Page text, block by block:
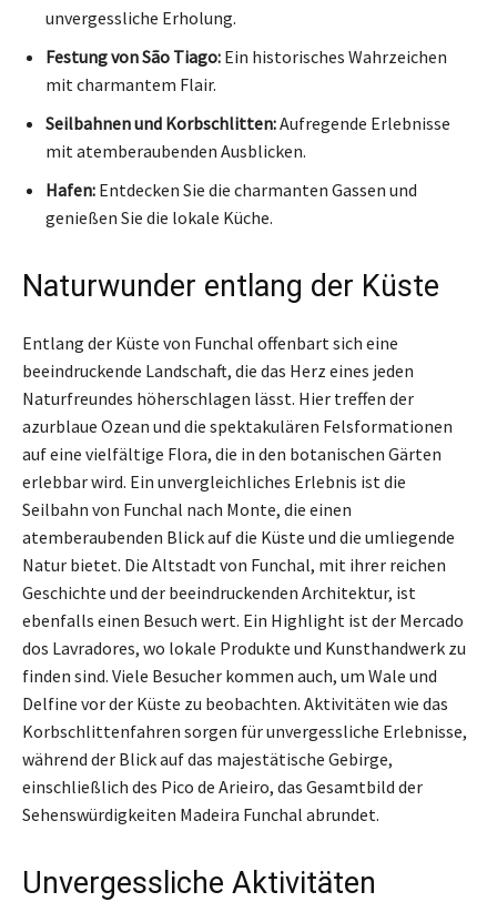
unvergessliche Erholung.
Festung von São Tiago: Ein historisches Wahrzeichen
mit charmantem Flair.
Seilbahnen und Korbschlitten:Aufregende Erlebnisse
mit atemberaubenden Ausblicken.
Hafen: Entdecken Sie die charmanten Gassen und
genießen Sie die lokale Küche.
Naturwunder entlang der Küste
Entlang der Küste von Funchal offenbart sich eine
beeindruckende Landschaft, die das Herz eines jeden
Naturfreundes höherschlagen lässt. Hier treffen der
azurblaue Ozean und die spektakulären Felsformationen
auf eine vielfältige Flora, die in den botanischen Gärten
erlebbar wird. Ein unvergleichliches Erlebnis ist die
Seilbahn von Funchal nach Monte, die einen
atemberaubenden Blick auf die Küste und die umliegende
Natur bietet. Die Altstadt von Funchal, mit ihrer reichen
Geschichte und der beeindruckenden Architektur, ist
ebenfalls einen Besuch wert. Ein Highlight ist der Mercado
dos Lavradores, wo lokale Produkte und Kunsthandwerk zu
finden sind. Viele Besucher kommen auch, um Wale und
Delfine vor der Küste zu beobachten. Aktivitäten wie das
Korbschlittenfahren sorgen für unvergessliche Erlebnisse,
während der Blick auf das majestätische Gebirge,
einschließlich des Pico de Arieiro, das Gesamtbild der
Sehenswürdigkeiten Madeira Funchal abrundet.
Unvergessliche Aktivitäten